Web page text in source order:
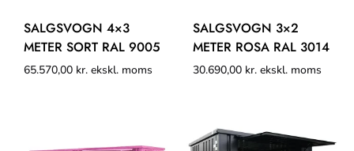
SALGSVOGN 4×3
METER SORT RAL 9005
65.570,00 kr. ekskl. moms
SALGSVOGN 3×2
METER ROSA RAL 3014
30.690,00 kr. ekskl. moms